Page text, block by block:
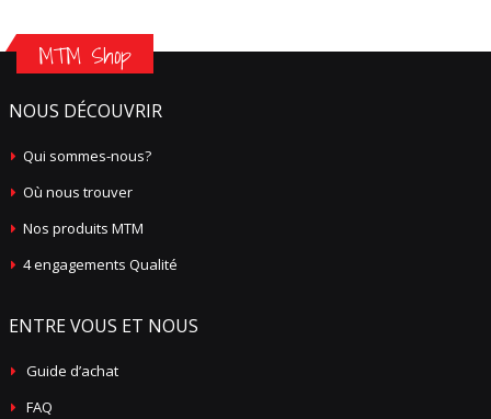
MTM Shop
NOUS DÉCOUVRIR
Qui sommes-nous?
Où nous trouver
Nos produits MTM
4 engagements Qualité
ENTRE VOUS ET NOUS
Guide d’achat
FAQ